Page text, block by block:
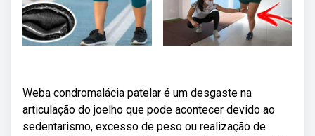
Weba condromalácia patelar é um desgaste na
articulação do joelho que pode acontecer devido ao
sedentarismo, excesso de peso ou realização de